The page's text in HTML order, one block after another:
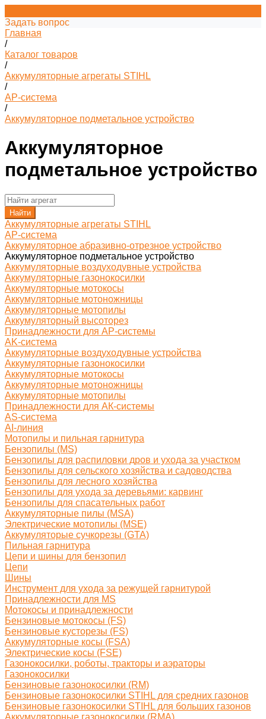
Задать вопрос
Главная
/
Каталог товаров
/
Аккумуляторные агрегаты STIHL
/
AP-система
/
Аккумуляторное подметальное устройство
Аккумуляторное
подметальное устройство
Найти
Аккумуляторные агрегаты STIHL
AP-система
Аккумуляторное абразивно-отрезное устройство
Аккумуляторное подметальное устройство
Аккумуляторные воздуходувные устройства
Аккумуляторные газонокосилки
Аккумуляторные мотокосы
Аккумуляторные мотоножницы
Аккумуляторные мотопилы
Аккумуляторный высоторез
Принадлежности для AP-системы
AK-система
Аккумуляторные воздуходувные устройства
Аккумуляторные газонокосилки
Аккумуляторные мотокосы
Аккумуляторные мотоножницы
Аккумуляторные мотопилы
Принадлежности для АК-системы
AS-система
AI-линия
Мотопилы и пильная гарнитура
Бензопилы (MS)
Бензопилы для распиловки дров и ухода за участком
Бензопилы для сельского хозяйства и садоводства
Бензопилы для лесного хозяйства
Бензопилы для ухода за деревьями: карвинг
Бензопилы для спасательных работ
Аккумуляторные пилы (MSA)
Электрические мотопилы (MSE)
Аккумуляторые сучкорезы (GTA)
Пильная гарнитура
Цепи и шины для бензопил
Цепи
Шины
Инструмент для ухода за режущей гарнитурой
Принадлежности для MS
Мотокосы и принадлежности
Бензиновые мотокосы (FS)
Бензиновые кусторезы (FS)
Аккумуляторные косы (FSA)
Электрические косы (FSE)
Газонокосилки, роботы, тракторы и аэраторы
Газонокосилки
Бензиновые газонокосилки (RM)
Бензиновые газонокосилки STIHL для средних газонов
Бензиновые газонокосилки STIHL для больших газонов
Аккумуляторные газонокосилки (RMA)